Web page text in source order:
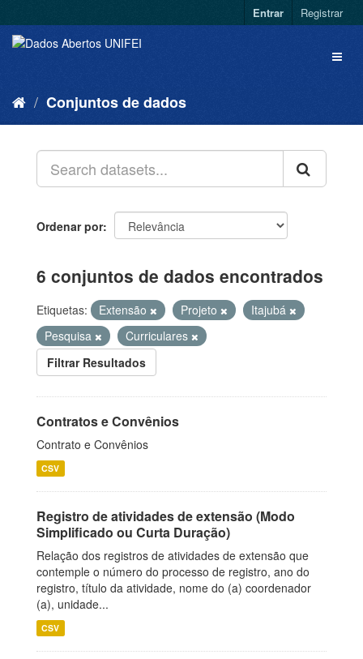
Entrar Registrar
Conjuntos de dados
Ordenar por
6 conjuntos de dados encontrados
Etiquetas: Extensão Projeto
Itajubá
Pesquisa
Curriculares
Filtrar Resultados
Contratos e Convênios
Contrato e Convênios
CSV
Registro de atividades de extensão (Modo
Simplificado ou Curta Duração)
Relação dos registros de atividades de extensão que
contemple o número do processo de registro, ano do
registro, título da atividade, nome do (a) coordenador
(a), unidade...
CSV